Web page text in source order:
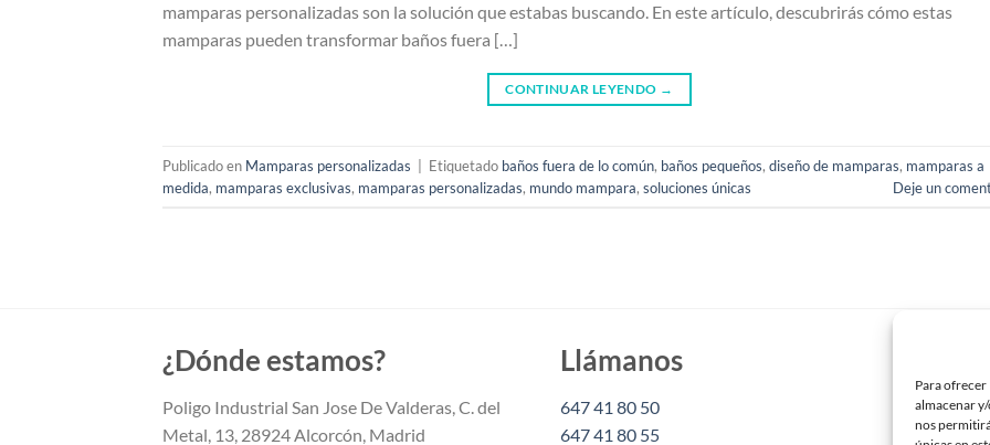
Para ofrecer
almacenar
nos
mamparas personalizadas son la solución que estabas buscando. En este artículo, descubrirás cómo estas
mamparas pueden transformar baños fuera […]
CONTINUAR LEYENDO →
Publicado en Mamparas personalizadas | Etiquetado baños fuera de lo común, baños pequeños, diseño de mamparas, mamparas a
medida, mamparas exclusivas, mamparas personalizadas, mundo mampara, soluciones únicas Deje un
¿Dónde estamos?
Poligo Industrial San Jose De Valderas, C. del
Metal, 13, 28924 Alcorcón, Madrid
Llámanos
647 41 80 50
647 41 80 55